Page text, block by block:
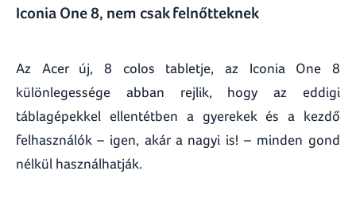
Iconia One 8, nem csak felnőtteknek
Az Acer új, 8 colos tabletje, az Iconia One 8
különlegessége abban rejlik, hogy az eddigi
táblagépekkel ellentétben a gyerekek és a kezdő
felhasználók – igen, akár a nagyi is! – minden gond
nélkül használhatják.